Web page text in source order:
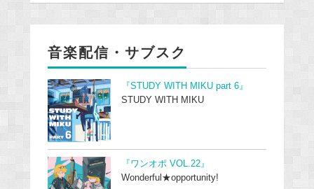
音楽配信・サブスク
『STUDY WITH MIKU part 6』
STUDY WITH MIKU
『ワンオポ VOL.22』
Wonderful★opportunity!